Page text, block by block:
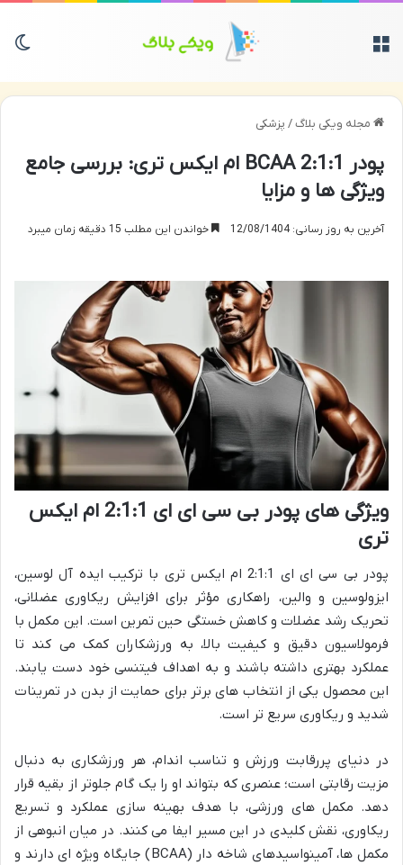
مجله ویکی بلاگ/ پزشکی
پودر BCAA 2:1:1 ام ایکس تری: بررسی جامع
ویژگی ها و مزایا
آخرین به روز رسانی: 12/08/1404 خواندن این مطلب 15 دقیقه زمان میبرد
ویژگی های پودر بی سی ای ای 2:1:1 ام ایکس
تری
پودر بی سی ای ای 2:1:1 ام ایکس تری با ترکیب ایده آل لوسین،
ایزولوسین و والین، راهکاری مؤثر برای افزایش ریکاوری عضلانی،
تحریک رشد عضلات و کاهش خستگی حین تمرین است. این مکمل با
فرمولاسیون دقیق و کیفیت بالا، به ورزشکاران کمک می کند تا
عملکرد بهتری داشته باشند و به اهداف فیتنسی خود دست یابند.
این محصول یکی از انتخاب های برتر برای حمایت از بدن در تمرینات
شدید و ریکاوری سریع تر است.
در دنیای پررقابت ورزش و تناسب اندام، هر ورزشکاری به دنبال
مزیت رقابتی است؛ عنصری که بتواند او را یک گام جلوتر از بقیه قرار
دهد. مکمل های ورزشی، با هدف بهینه سازی عملکرد و تسریع
ریکاوری، نقش کلیدی در این مسیر ایفا می کنند. در میان انبوهی از
مکمل ها، آمینواسیدهای شاخه دار (BCAA) جایگاه ویژه ای دارند و